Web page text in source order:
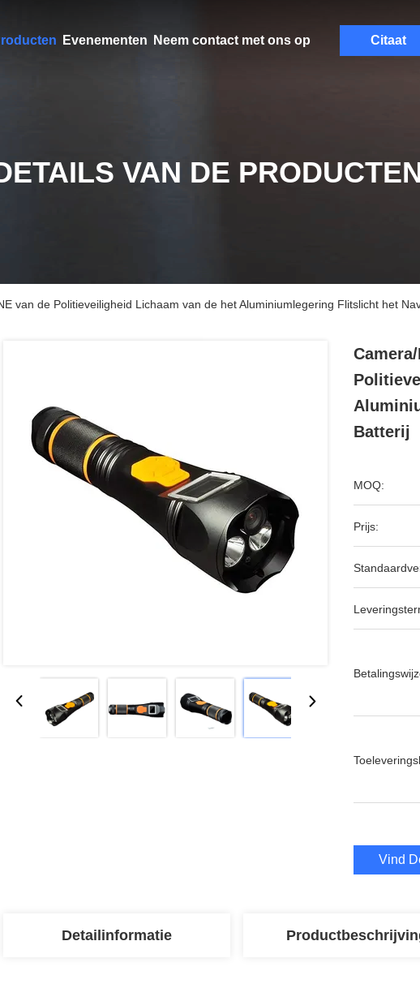
Evenementen Neem contact met ons op Citaat
VAN DE
van de Politieveiligheid Lichaam van de het Aluminiumlegering Flitslicht het
Batterij
MOQ:
Prijs:
Vind
Detailinformatie